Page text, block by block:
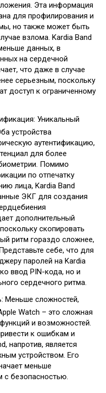
Эта информация
для профилирования и
но также может быть
взлома. Kardia Band
данных, в
на сердечной
что даже в случае
серьезным, поскольку
доступ к ограниченному
Уникальный
устройства
аутентификацию,
для более
Помимо
по отпечатку
лица, Kardia Band
ЭКГ для создания
дополнительный
скопировать
ритм гораздо сложнее,
себе, что для
паролей на Kardia
ввод PIN-кода, но и
сердечного ритма.
Меньше сложностей,
Watch – это сложная
и возможностей.
к ошибкам и
напротив, является
устройством. Его
меньше
с безопасностью.